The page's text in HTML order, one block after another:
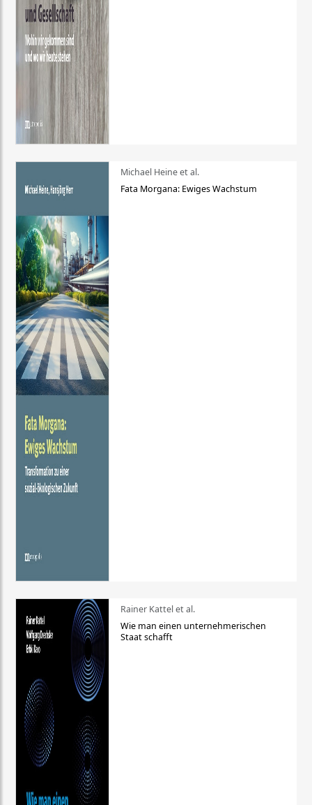
Michael Heine et al.
Fata Morgana: Ewiges Wachstum
Rainer Kattel et al.
Wie man einen unternehmerischen
Staat schafft